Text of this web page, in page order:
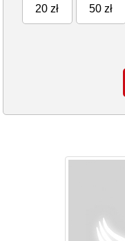
20 zł 50 zł